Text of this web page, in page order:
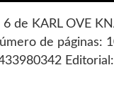
de KARL OVE
de páginas: